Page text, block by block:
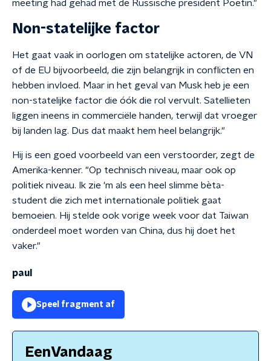
meeting had gehad met de Russische president Poetin."
Non-statelijke factor
Het gaat vaak in oorlogen om statelijke actoren, de VN
of de EU bijvoorbeeld, die zijn belangrijk in conflicten en
hebben invloed. Maar in het geval van Musk heb je een
non-statelijke factor die óók die rol vervult. Satellieten
liggen ineens in commerciële handen, terwijl dat vroeger
bij landen lag. Dus dat maakt hem heel belangrijk."
Hij is een goed voorbeeld van een verstoorder, zegt de
Amerika-kenner. "Op technisch niveau, maar ook op
politiek niveau. Ik zie 'm als een heel slimme bèta-
student die zich met internationale politiek gaat
bemoeien. Hij stelde ook vorige week voor dat Taiwan
onderdeel moet worden van China, dus hij doet het
vaker."
paul
Speel fragment af
EenVandaag